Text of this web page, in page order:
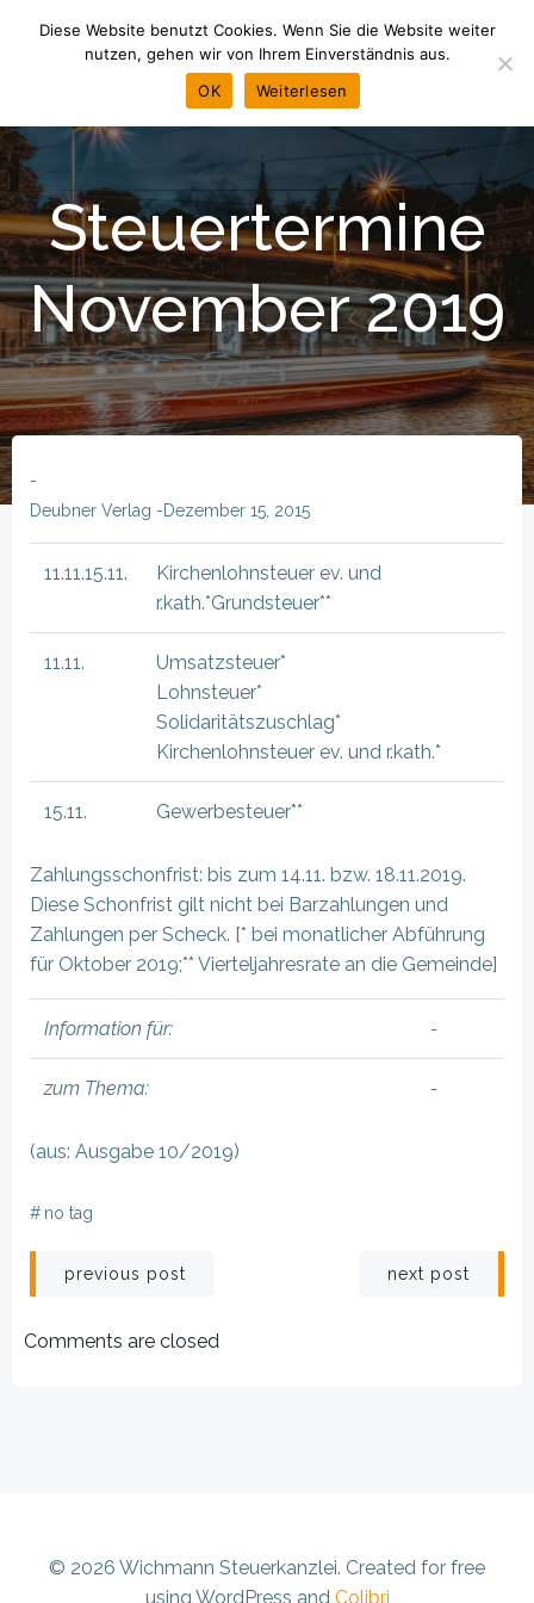
Inhalt
springen
Steuertermine
November 2019
-
Deubner Verlag -Dezember 15, 2015
11.11.15.11.
Kirchenlohnsteuer ev. und
r.kath.*Grundsteuer**
11.11.
Umsatzsteuer*
Lohnsteuer*
Solidaritätszuschlag*
Kirchenlohnsteuer ev. und r.kath.*
15.11. Gewerbesteuer**
Zahlungsschonfrist: bis zum 14.11. bzw. 18.11.2019.
Diese Schonfrist gilt nicht bei Barzahlungen und
Zahlungen per Scheck. [* bei monatlicher Abführung
für Oktober 2019;** Vierteljahresrate an die Gemeinde]
Information für: -
zum Thema: -
(aus: Ausgabe 10/2019)
# no tag
Beitragsnavigation
previous post next post
Comments are closed
© 2026 Wichmann Steuerkanzlei. Created for free
using WordPress and Colibri
Diese Website benutzt Cookies. Wenn Sie die Website weiter
nutzen, gehen wir von Ihrem Einverständnis aus.
OK
Weiterlesen